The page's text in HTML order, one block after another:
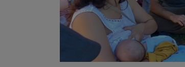
Actualmente, la comunidad
previsión de incorporar
después de cuatro décadas de